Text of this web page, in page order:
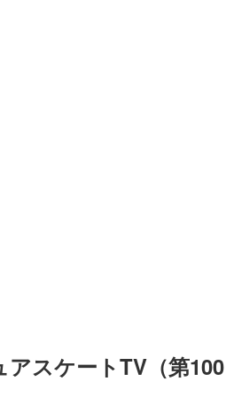
アスケートTV（第